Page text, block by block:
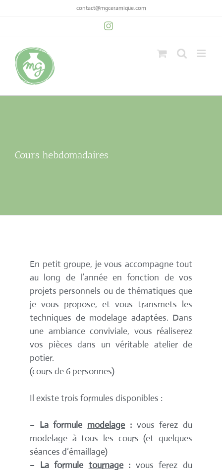
contact@mgceramique.com
Cours hebdomadaires
En petit groupe, je vous accompagne tout
au long de l’année en fonction de vos
projets personnels ou de thématiques que
je vous propose, et vous transmets les
techniques de modelage adaptées. Dans
une ambiance conviviale, vous réaliserez
vos pièces dans un véritable atelier de
potier.
(cours de 6 personnes)
Il existe trois formules disponibles :
– La formule modelage :vous ferez du
modelage à tous les cours (et quelques
séances d’émaillage)
– La formule tournage: vous ferez du